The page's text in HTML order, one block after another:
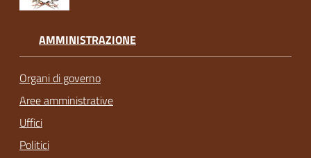
AMMINISTRAZIONE
Organi di governo
Aree amministrative
Uffici
Politici